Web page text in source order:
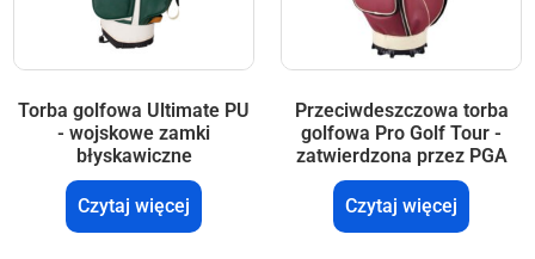
Torba golfowa Ultimate PU
- wojskowe zamki
błyskawiczne
Czytaj więcej
Przeciwdeszczowa torba
golfowa Pro Golf Tour -
zatwierdzona przez PGA
Czytaj więcej